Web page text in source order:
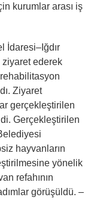
kurumlar arası iş
İdaresi–Iğdır
ziyaret ederek
Ziyaret
gerçekleştirilen
Gerçekleştirilen
hayvanların
yönelik
refahının
görüşüldü. –